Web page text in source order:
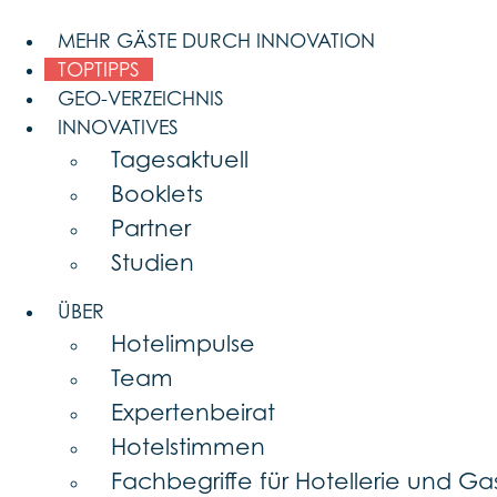
content
MEHR GÄSTE DURCH INNOVATION
TOPTIPPS
GEO-VERZEICHNIS
INNOVATIVES
Tagesaktuell
Booklets
Partner
Studien
ÜBER
Hotelimpulse
Team
Expertenbeirat
Hotelstimmen
Fachbegriffe für Hotellerie und